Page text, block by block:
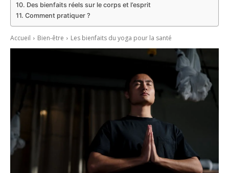
Des bienfaits réels sur le corps et l’esprit
Comment pratiquer ?
Accueil Bien-être Les bienfaits du yoga pour la santé